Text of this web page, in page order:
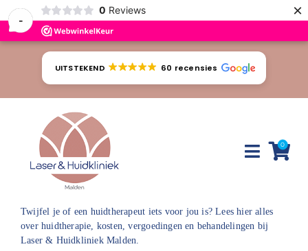
-
0 Reviews ×
UITSTEKEND 60 recensies
Toggle
Huidproblemen
Behandelingen
0
Twijfel je of een huidtherapeut iets voor jou is? Lees hier alles
over huidtherapie, kosten, vergoedingen en behandelingen bij
Laser & Huidkliniek Malden.